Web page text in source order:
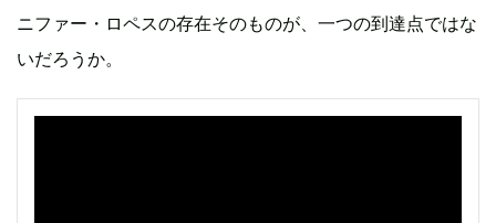
ニファー・ロペスの存在そのものが、一つの到達点ではな
いだろうか。